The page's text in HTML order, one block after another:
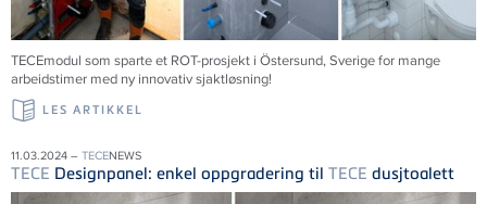
TECEmodul som sparte et ROT-prosjekt i Östersund, Sverige for mange
arbeidstimer med ny innovativ sjaktløsning!
LES ARTIKKEL
11.03.2024 – TECENEWS
TECE Designpanel: enkel oppgradering til TECE dusjtoalett